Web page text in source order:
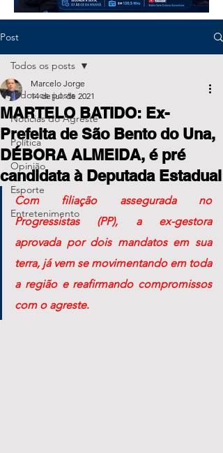
Post
Todos os posts
Notícias do Agreste
Política
Opinião
Esporte
Entretenimento
Todos os posts
MARTELO BATIDO: Ex-
Prefeita de São Bento do Una,
DÉBORA ALMEIDA, é pré
candidata à Deputada Estadual
Marcelo Jorge
14 de jul. de 2021
Com filiação assegurada no
Progressistas (PP), a ex-gestora
aprovada por dois mandatos em sua
terra, já vem se movimentando em toda
a região e reafirmando compromissos
com o agreste.